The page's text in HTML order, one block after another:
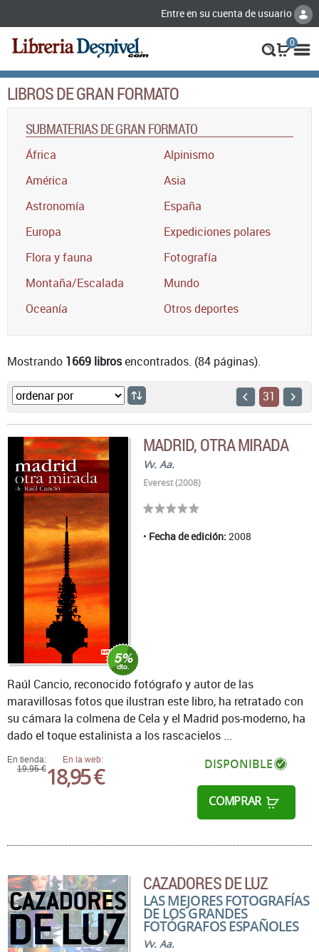
Entre en su cuenta de usuario
0
LIBROS DE GRAN FORMATO
SUBMATERIAS DE GRAN FORMATO
África
Alpinismo
América
Asia
Astronomía
España
Europa
Expediciones polares
Flora y fauna
Fotografía
Montaña/Escalada
Mundo
Oceanía
Otros deportes
Mostrando 1669 librosencontrados. (84 páginas).
31
MADRID, OTRA MIRADA
Vv. Aa.
Everest (2008)
Fecha de edición: 2008
En tienda:
19,95 €
En la web:
18,95 € DISPONIBLE
COMPRAR
Raúl Cancio, reconocido fotógrafo y autor de las
maravillosas fotos que ilustran este libro, ha retratado con
su cámara la colmena de Cela y el Madrid pos-moderno, ha
dado el toque estalinista a los rascacielos ...
CAZADORES DE LUZ
LAS MEJORES FOTOGRAFÍAS
DE LOS GRANDES
FOTÓGRAFOS ESPAÑOLES
Vv. Aa.